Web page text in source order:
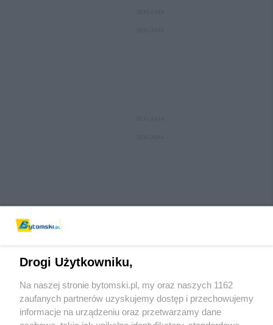
Wydawca mediów lokalnych
Drogi Użytkowniku,
Na naszej stronie bytomski.pl, my oraz naszych 1162
zaufanych partnerów uzyskujemy dostęp i przechowujemy
informacje na urządzeniu oraz przetwarzamy dane